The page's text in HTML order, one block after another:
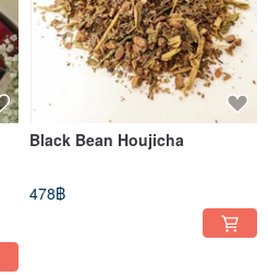
Black Bean Houjicha
478฿